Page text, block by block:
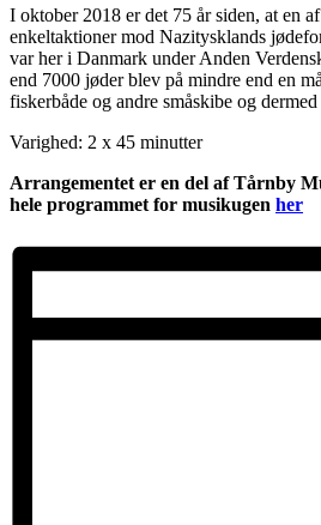
I oktober 2018 er det 75 år siden, at en
enkeltaktioner mod Nazitysklands
var her i Danmark under Anden
end 7000 jøder blev på mindre end en
fiskerbåde og andre småskibe og
Varighed: 2 x 45 minutter
Arrangementet er en del af Tårnby
hele programmet for musikugen her